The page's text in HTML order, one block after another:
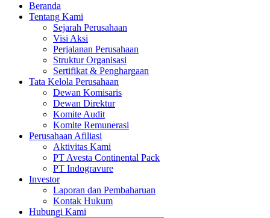
Beranda
Tentang Kami
Sejarah Perusahaan
Visi Aksi
Perjalanan Perusahaan
Struktur Organisasi
Sertifikat & Penghargaan
Tata Kelola Perusahaan
Dewan Komisaris
Dewan Direktur
Komite Audit
Komite Remunerasi
Perusahaan Afiliasi
Aktivitas Kami
PT Avesta Continental Pack
PT Indogravure
Investor
Laporan dan Pembaharuan
Kontak Hukum
Hubungi Kami